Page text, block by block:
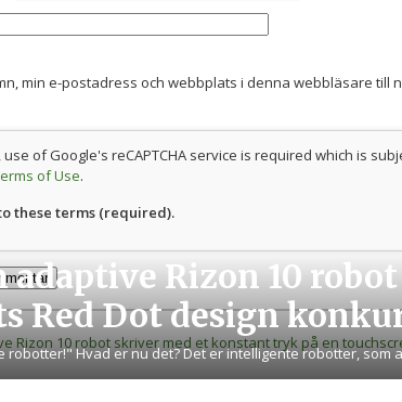
min e-postadress och webbplats i denna webbläsare till
use of Google's reCAPTCHA service is required which is
of Use.
these terms (required).
adaptive Rizon 10
Red Dot design
robotter!" Hvad er nu det? Det er intelligente robotter, som